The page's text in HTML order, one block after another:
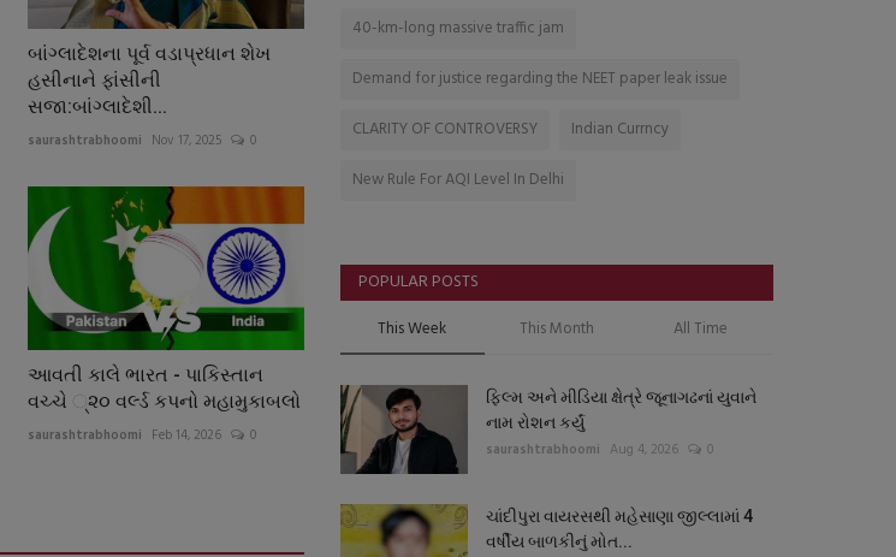
બાંગ્લાદેશના પૂર્વ વડાપ્રધાન શેખ
હસીનાને ફાંસીની
સજા:બાંગ્લાદેશી...
saurashtrabhoomi Nov 17, 2025 0
આવતી કાલે ભારત - પાકિસ્તાન
વચ્ચે ્૨૦ વર્લ્ડ કપનો મહામુકાબલો
saurashtrabhoomi Feb 14, 2026 0
40-km-long massive traffic jam
Demand for justice regarding the NEET paper leak issue
CLARITY OF CONTROVERSY
Indian Currncy
New Rule For AQI Level In Delhi
POPULAR POSTS
This Week This Month All Time
ફિલ્મ અને મીડિયા ક્ષેત્રે જૂનાગઢનાં યુવાને
નામ રોશન કર્યું
saurashtrabhoomi Aug 4, 2026 0
ચાંદીપુરા વાયરસથી મહેસાણા જીલ્લામાં 4
વર્ષીય બાળકીનું મોત...